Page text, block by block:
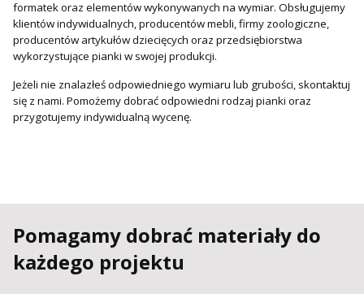
formatek oraz elementów wykonywanych na wymiar. Obsługujemy
klientów indywidualnych, producentów mebli, firmy zoologiczne,
producentów artykułów dziecięcych oraz przedsiębiorstwa
wykorzystujące pianki w swojej produkcji.
Jeżeli nie znalazłeś odpowiedniego wymiaru lub grubości, skontaktuj
się z nami. Pomożemy dobrać odpowiedni rodzaj pianki oraz
przygotujemy indywidualną wycenę.
Pomagamy dobrać materiały do
każdego projektu